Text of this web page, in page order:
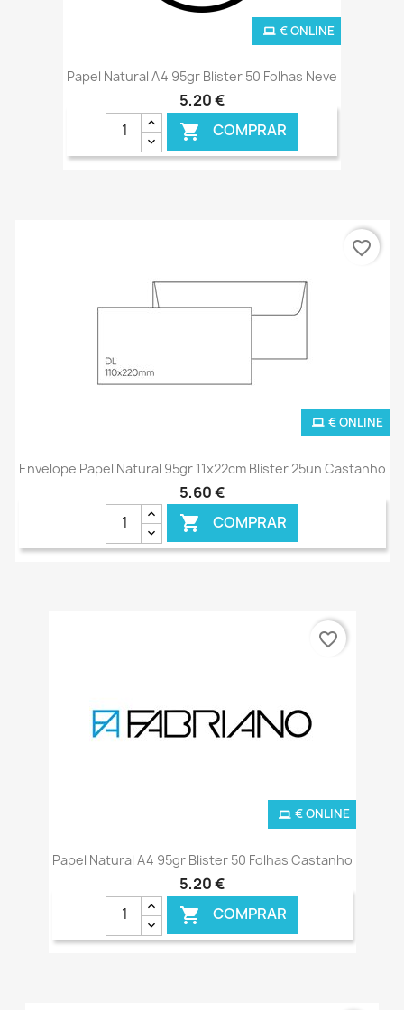
Papel Natural A4 95gr Blister 50 Folhas Neve
5,20 €
 COMPRAR
€ ONLINE
Envelope Papel Natural 95gr 11x22cm Blister 25un Castanho
5,60 €
 COMPRAR
€ ONLINE
favorite_border
Papel Natural A4 95gr Blister 50 Folhas Castanho
5,20 €
 COMPRAR
€ ONLINE
favorite_border